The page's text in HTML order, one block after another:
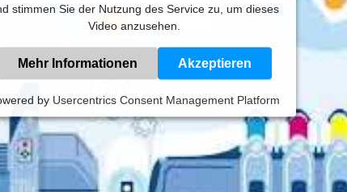
stimmen Sie der Nutzung des Service zu, um dieses
Video anzusehen.
Mehr Informationen Akzeptieren
by Usercentrics Consent Management Platform